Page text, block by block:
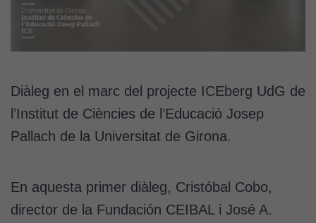
Diàleg en el marc del projecte ICEberg UdG de
l’Institut de Ciències de l’Educació Josep
Pallach de la Universitat de Girona.
En aquesta primer diàleg, Cristóbal Cobo,
director de la Fundación CEIBAL i José A.